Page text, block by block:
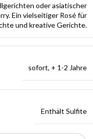
oder asiatischer
Ein vielseitiger Rosé für
und kreative Gerichte.
sofort, + 1-2 Jahre
Enthält Sulfite